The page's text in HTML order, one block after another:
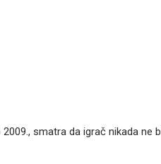
smatra da igrač nikada ne